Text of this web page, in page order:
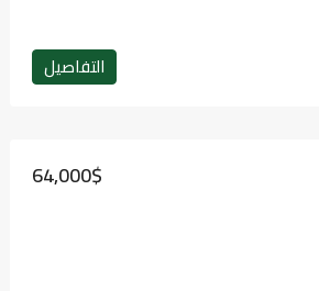
التفاصيل
64,000$